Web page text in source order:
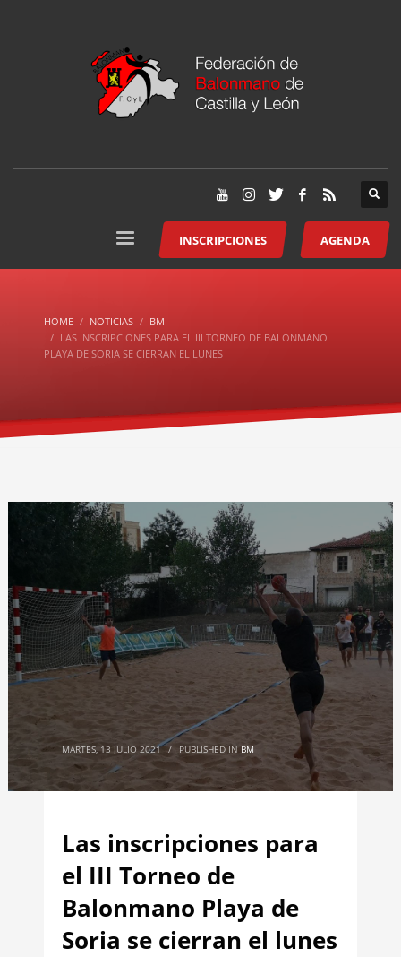
INSCRIPCIONES AGENDA
HOME NOTICIAS
BM
LAS INSCRIPCIONES PARA EL III TORNEO DE BALONMANO
PLAYA DE SORIA SE CIERRAN EL LUNES
MARTES, 13 JULIO 2021 / PUBLISHED INBM
Las inscripciones para
el III Torneo de
Balonmano Playa de
Soria se cierran el lunes